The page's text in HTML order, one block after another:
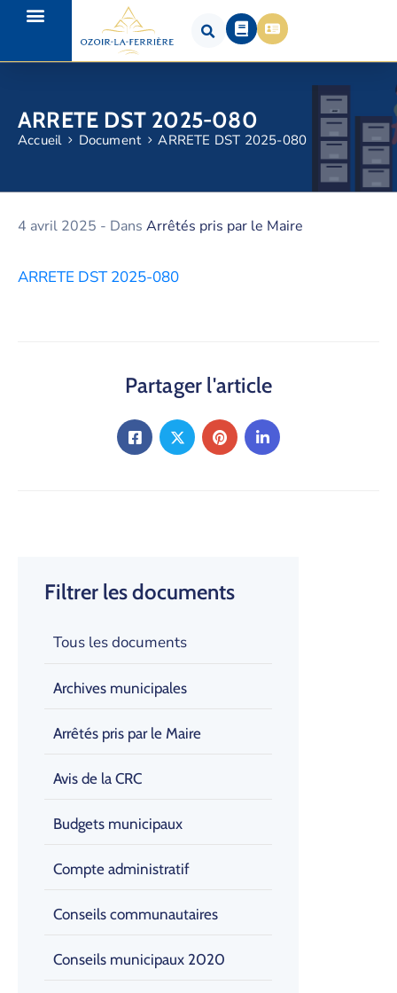
ARRETE DST 2025-080
Accueil Document ARRETE DST 2025-080
Filtrer les documents
Tous les documents
Archives municipales
Arrêtés pris par le Maire
Avis de la CRC
Budgets municipaux
Compte administratif
Conseils communautaires
Conseils municipaux 2020
4 avril 2025 - Dans Arrêtés pris par le Maire
ARRETE DST 2025-080
Partager l'article